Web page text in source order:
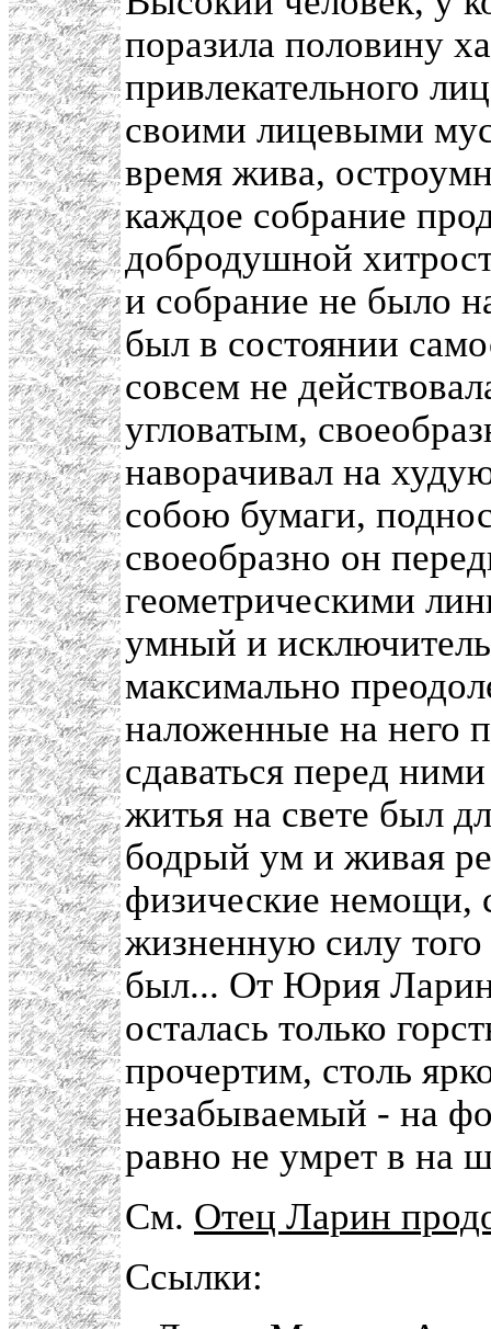
поразила половину
привлекательного
своими лицевыми
время жива,
каждое собрание
добродушной
и собрание не было
был в состоянии
совсем не
угловатым,
наворачивал на
собою бумаги,
своеобразно он
геометрическими
умный и
максимально
наложенные на него
сдаваться перед
житья на свете был
бодрый ум и живая
физические немощи,
жизненную силу
был... От Юрия
осталась только
прочертим, столь
незабываемый - на
равно не умрет в на
См. Отец Ларин
Ссылки: